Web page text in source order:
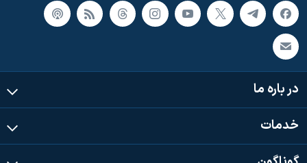
در باره ما
خدمات